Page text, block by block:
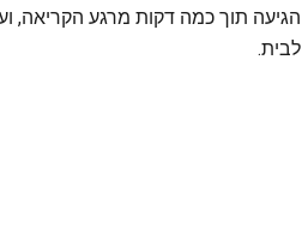
הגיעה תוך כמה דקות מרגע הקריאה,
לבית.